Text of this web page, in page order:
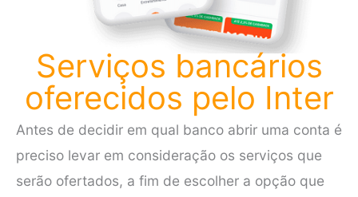
Serviços bancários
oferecidos pelo Inter
Antes de decidir em qual banco abrir uma conta é
preciso levar em consideração os serviços que
serão ofertados, a fim de escolher a opção que